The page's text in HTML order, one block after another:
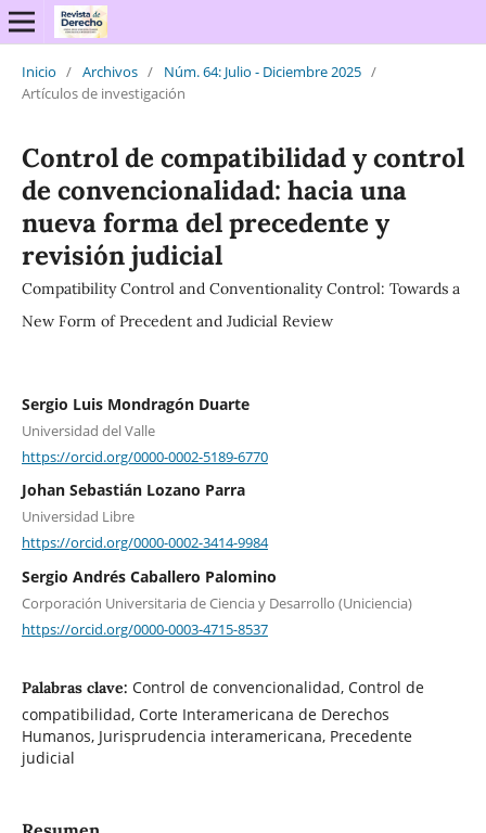
Inicio / Archivos / Núm. 64: Julio - Diciembre 2025 /
Artículos de investigación
Control de compatibilidad y control
de convencionalidad: hacia una
nueva forma del precedente y
revisión judicial
Compatibility Control and Conventionality Control: Towards a
New Form of Precedent and Judicial Review
Sergio Luis Mondragón Duarte
Universidad del Valle
https://orcid.org/0000-0002-5189-6770
Johan Sebastián Lozano Parra
Universidad Libre
https://orcid.org/0000-0002-3414-9984
Sergio Andrés Caballero Palomino
Corporación Universitaria de Ciencia y Desarrollo (Uniciencia)
https://orcid.org/0000-0003-4715-8537
Palabras clave: Control de convencionalidad, Control de
compatibilidad, Corte Interamericana de Derechos
Humanos, Jurisprudencia interamericana, Precedente
judicial